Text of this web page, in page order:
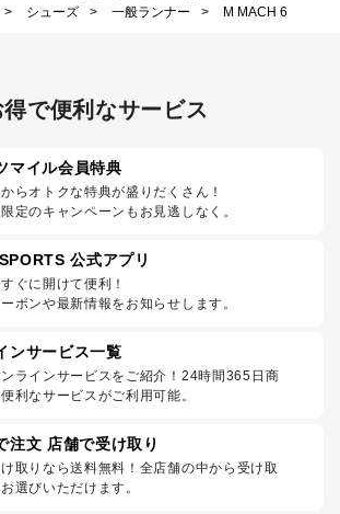
> シューズ > 一般ランナー > M MACH 6
得で便利なサービス
マイル会員特典
らオトクな特典が盛りだくさん！
定のキャンペーンもお見逃しなく。
公式アプリ
ぐに開けて便利！
ポンや最新情報をお知らせします。
ンサービス一覧
ラインサービスをご紹介！24時間365日商
利なサービスがご利用可能。
注文 店舗で受け取り
取りなら送料無料！全店舗の中から受け取
選びいただけます。